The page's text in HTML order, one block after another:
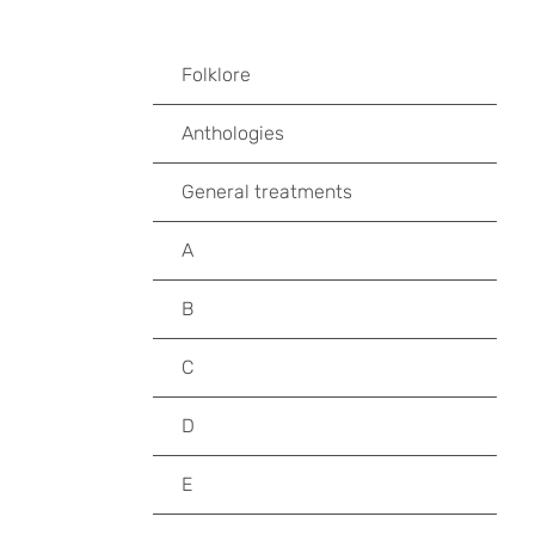
Folklore
Anthologies
General treatments
A
B
C
D
E